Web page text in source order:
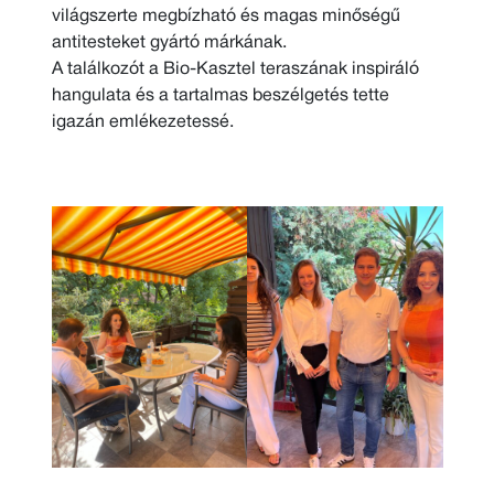
világszerte megbízható és magas minőségű
antitesteket gyártó márkának.
A találkozót a Bio-Kasztel teraszának inspiráló
hangulata és a tartalmas beszélgetés tette
igazán emlékezetessé.